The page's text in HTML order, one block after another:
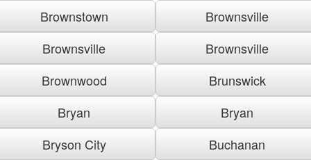
Brownstown
Brownsville
Brownsville
Brownsville
Brownwood
Brunswick
Bryan
Bryan
Bryson City
Buchanan